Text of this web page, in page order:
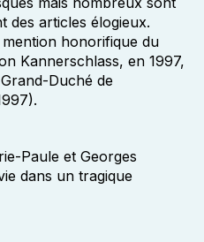
des articles élogieux.
honorifique du
Kannerschlass, en 1997,
Duché de
Paule et Georges
dans un tragique